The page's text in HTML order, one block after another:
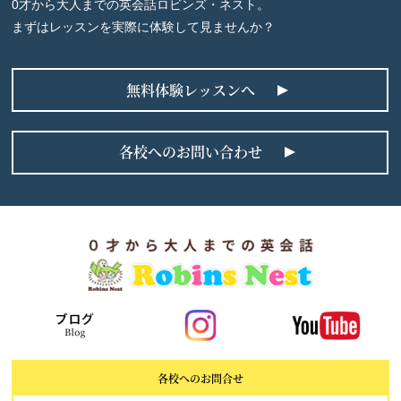
0才から大人までの英会話ロビンズ・ネスト。
まずはレッスンを実際に体験して見ませんか？
無料体験レッスンへ
各校へのお問い合わせ
各校へのお問合せ